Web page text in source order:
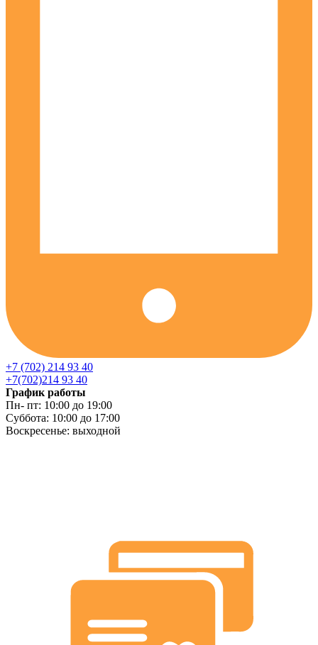
+7 (702) 214 93 40
+7(702)214 93 40
График работы
Пн- пт: 10:00 до 19:00
Суббота: 10:00 до 17:00
Воскресенье: выходной